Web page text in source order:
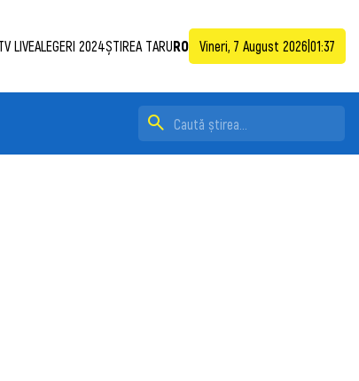
LIVEALEGERI 2024ȘTIREA TARURO Vineri, 7 August 2026 01:37